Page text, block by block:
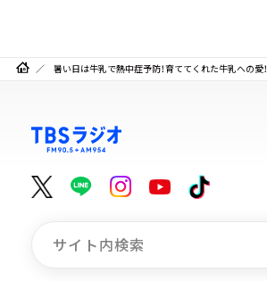
暑い日は牛乳で熱中症予防！育ててくれた牛乳への愛！